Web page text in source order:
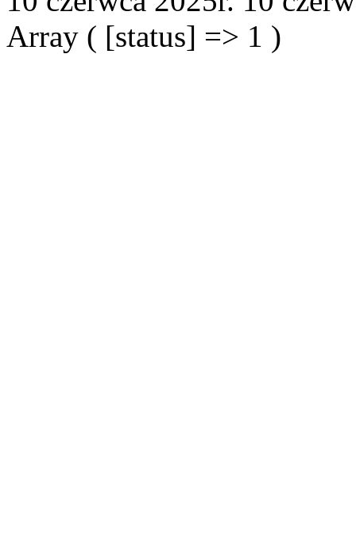
Array ( [status] => 1 )